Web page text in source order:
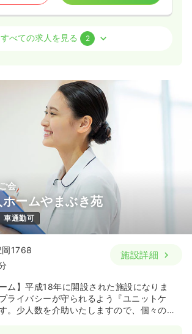
保健師
賞与2回
詳細を見る
ト） 一時募集休止
〜1,500
円
上可
になる 詳細を見る
すべての求人を見る 2
会
ームやまぶき苑
車通勤可
岡1768
施設詳細
ム】平成18年に開設された施設になりま
ライバシーが守られるよう『ユニットケ
。少人数を介助いたしますので、個々のニ